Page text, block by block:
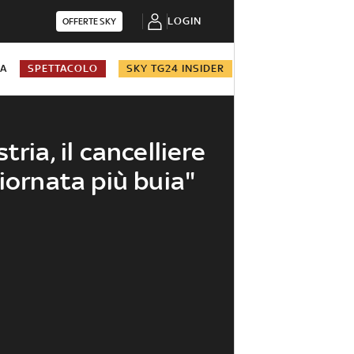
OFFERTE SKY LOGIN
SPETTACOLO SKY TG24 INSIDER
il cancelliere
più buia"